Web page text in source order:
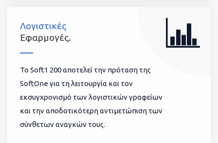
Λογιστικές
Εφαρμογές.
To Soft1 200 αποτελεί την πρόταση της
SoftOne για τη λειτουργία και τον
εκσυγχρονισμό των λογιστικών γραφείων
και την αποδοτικότερη αντιμετώπιση των
σύνθετων αναγκών τους.